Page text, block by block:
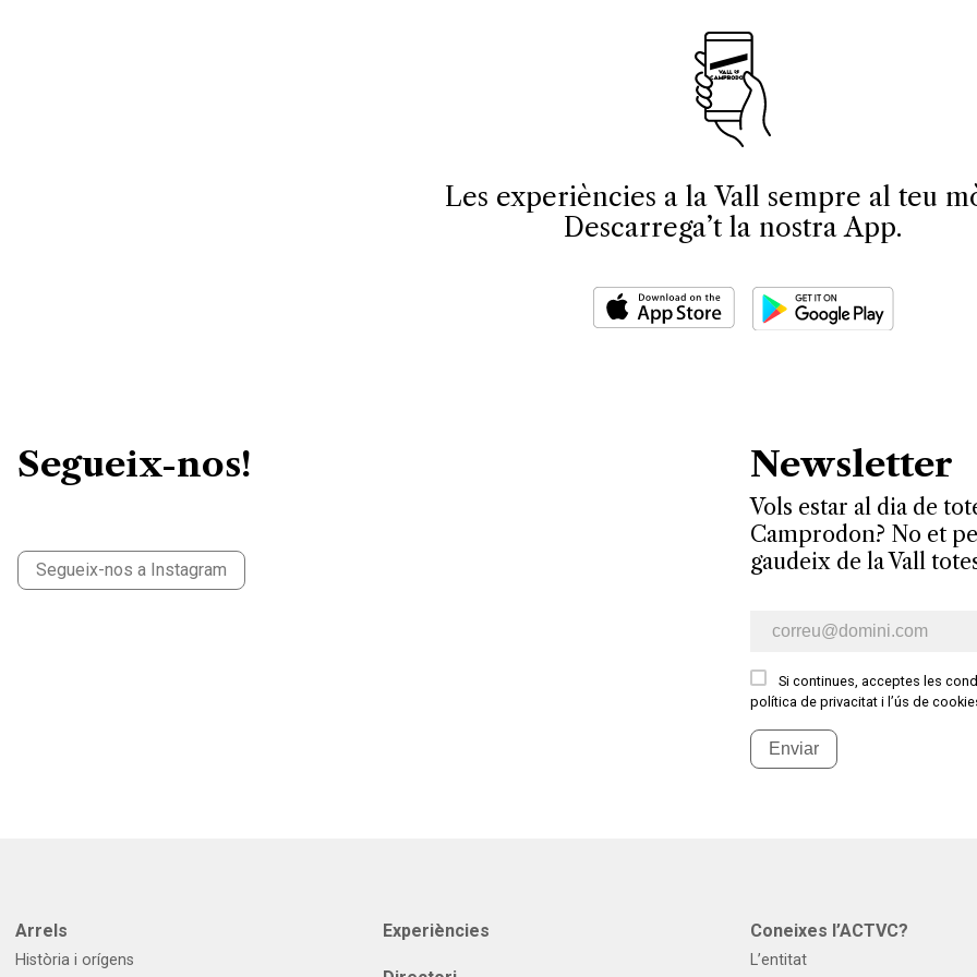
Les experiències a la Vall sempre al teu
Descarrega’t la nostra App.
Segueix-nos!
Segueix-nos a Instagram
Newsletter
Vols estar al dia de
Camprodon? No et
gaudeix de la Vall
E-mail newsletter
Si continues, acceptes les
política de privacitat i l’ús de
Enviar
Arrels
Història i orígens
Experiències Coneixes l’ACTVC?
L’entitat